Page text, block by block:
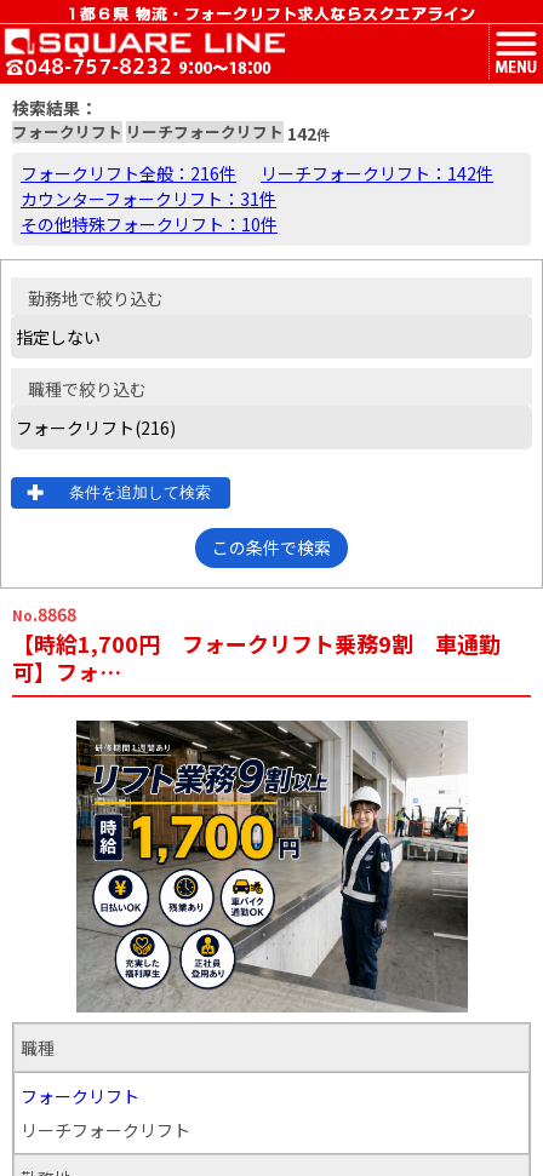
MENU
検索結果：
フォークリフト リーチフォークリフト 142件
フォークリフト全般：216件
リーチフォークリフト：142件
カウンターフォークリフト：31件
その他特殊フォークリフト：10件
勤務地で絞り込む
職種で絞り込む
条件を追加して検索
この条件で検索
No.8868
【時給1,700円 フォークリフト乗務9割 車通勤
可】フォ…
職種
フォークリフト
リーチフォークリフト